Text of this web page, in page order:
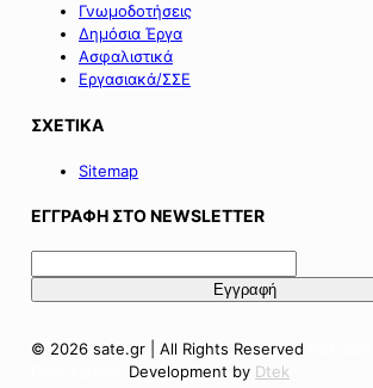
Γνωμοδοτήσεις
Δημόσια Έργα
Ασφαλιστικά
Εργασιακά/ΣΣΕ
ΣΧΕΤΙΚΑ
Sitemap
ΕΓΓΡΑΦΗ ΣΤΟ NEWSLETTER
© 2026 sate.gr | All Rights Reserved
Development by Dtek